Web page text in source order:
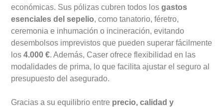
económicas. Sus pólizas cubren todos los gastos
esenciales del sepelio, como tanatorio, féretro,
ceremonia e inhumación o incineración, evitando
desembolsos imprevistos que pueden superar fácilmente
los 4.000 €. Además, Caser ofrece flexibilidad en las
modalidades de prima, lo que facilita ajustar el seguro al
presupuesto del asegurado.
Gracias a su equilibrio entre precio, calidad y